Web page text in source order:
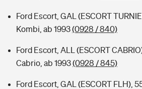
Ford Escort, GAL (ESCORT
Kombi, ab 1993(0928 / 840)
Ford Escort, ALL (ESCORT
Cabrio, ab 1993(0928 / 845)
Ford Escort, GAL (ESCORT FLH),